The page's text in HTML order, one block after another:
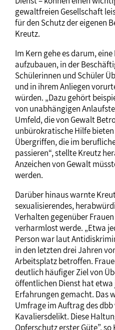
gewaltfreien Gesellschaft
für den Schutz der eigenen
Kreutz.
Im Kern gehe es darum,
aufzubauen, in der
Schülerinnen und Schüler
und in ihrem Anliegen
würden. „Dazu gehört
von unabhängigen
Umfeld, die von Gewalt
unbürokratische Hilfe
Übergriffen, die im
passieren“, stellte Kreutz
Anzeichen von Gewalt
werden.
Darüber hinaus warnte
sexualisierendes,
Verhalten gegenüber
verharmlost werde. „Etwa
Person war laut
in den letzten drei Jahren
Arbeitsplatz betroffen.
deutlich häufiger Ziel von
öffentlichen Dienst hat etwa
Erfahrungen gemacht. Das
Umfrage im Auftrag des dbb
Kavaliersdelikt. Diese
Opferschutz erster Güte”, so